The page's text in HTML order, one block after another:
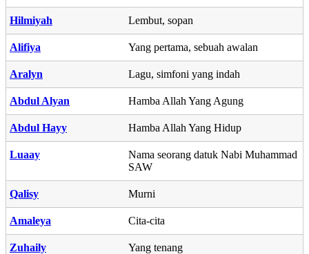
Hilmiyah Lembut, sopan
Alifiya Yang pertama, sebuah awalan
Aralyn Lagu, simfoni yang indah
Abdul Alyan Hamba Allah Yang Agung
Abdul Hayy Hamba Allah Yang Hidup
Luaay
Nama seorang datuk Nabi Muhammad
SAW
Qalisy Murni
Amaleya Cita-cita
Zuhaily Yang tenang